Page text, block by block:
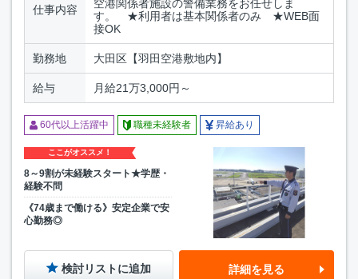
仕事内容
空港関係者施設の警備業務をお任せしま
す。 ★利用者は基本関係者のみ ★WEB面
接OK
勤務地 大田区【羽田空港敷地内】
給与 月給21万3,000円～
60代以上活躍中 職種未経験者 昇給あり
ここがオススメ！
8～9割が未経験スタート★学歴・
経験不問
《74歳まで働ける》安定企業で安
心勤務◎
検討リストに追加 詳細を見る